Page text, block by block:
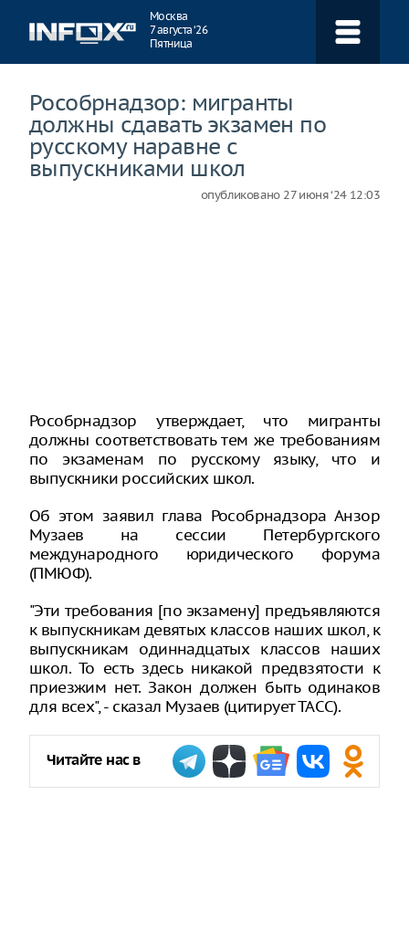
Москва
7 августа ‘26
Пятница
Рособрнадзор: мигранты
должны сдавать экзамен по
русскому наравне с
выпускниками школ
опубликовано 27 июня ‘24 12:03
Рособрнадзор утверждает, что мигранты
должны соответствовать тем же требованиям
по экзаменам по русскому языку, что и
выпускники российских школ.
Об этом заявил глава Рособрнадзора Анзор
Музаев на сессии Петербургского
международного юридического форума
(ПМЮФ).
"Эти требования [по экзамену] предъявляются
к выпускникам девятых классов наших школ, к
выпускникам одиннадцатых классов наших
школ. То есть здесь никакой предвзятости к
приезжим нет. Закон должен быть одинаков
для всех", - сказал Музаев (цитирует ТАСС).
Читайте нас в